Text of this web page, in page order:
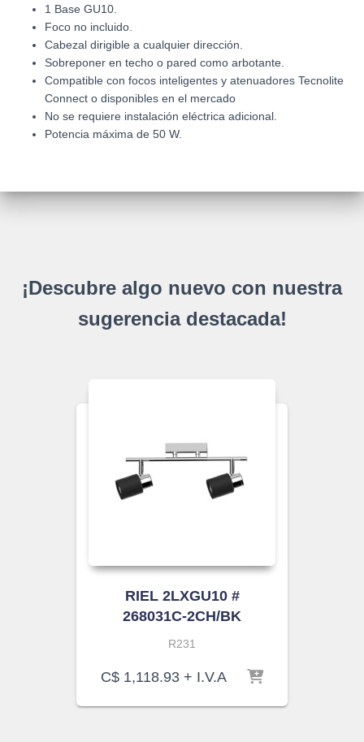
1 Base GU10.
Foco no incluido.
Cabezal dirigible a cualquier dirección.
Sobreponer en techo o pared como arbotante.
Compatible con focos inteligentes y atenuadores Tecnolite
Connect o disponibles en el mercado
No se requiere instalación eléctrica adicional.
Potencia máxima de 50 W.
¡Descubre algo nuevo con nuestra
sugerencia destacada!
RIEL 2LXGU10 #
268031C-2CH/BK
R231
C$ 1,118.93 + I.V.A